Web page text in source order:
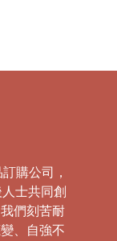
購公司，
士共同創
們刻苦耐
、自強不